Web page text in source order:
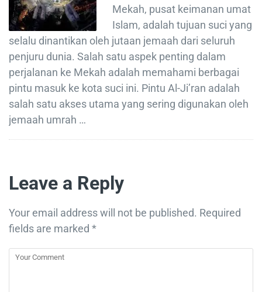
Mekah, pusat keimanan umat
Islam, adalah tujuan suci yang
selalu dinantikan oleh jutaan jemaah dari seluruh
penjuru dunia. Salah satu aspek penting dalam
perjalanan ke Mekah adalah memahami berbagai
pintu masuk ke kota suci ini. Pintu Al-Ji’ran adalah
salah satu akses utama yang sering digunakan oleh
jemaah umrah …
Leave a Reply
Your email address will not be published. Required
fields are marked *